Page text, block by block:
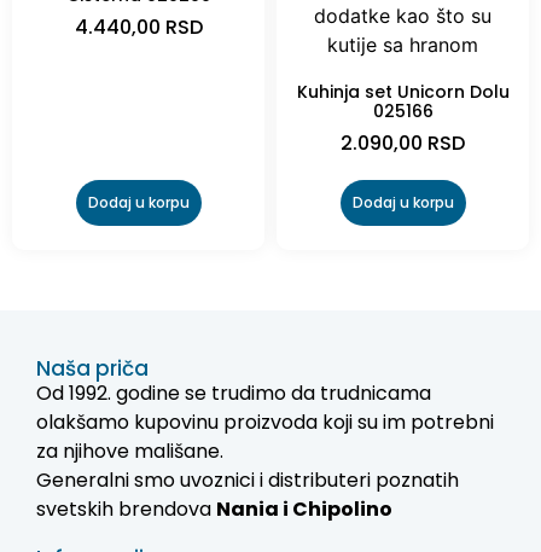
4.440,00 RSD
Dodaj u korpu
Kuhinja set Unicorn Dolu
025166
2.090,00 RSD
Dodaj u korpu
Naša priča
Od 1992. godine se trudimo da trudnicama
olakšamo kupovinu proizvoda koji su im potrebni
za njihove mališane.
Generalni smo uvoznici i distributeri poznatih
svetskih brendova Nania i Chipolino